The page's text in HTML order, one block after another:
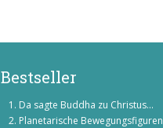
Bestseller
Da sagte Buddha zu Christus...
Planetarische